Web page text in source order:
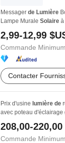
Messager de Lumière
Lampe Murale Solaire à
2,99-12,99
Commande
Contacter
Prix d'usine lumière de
avec poteau d'éclairage
208,00-220,00
Commande